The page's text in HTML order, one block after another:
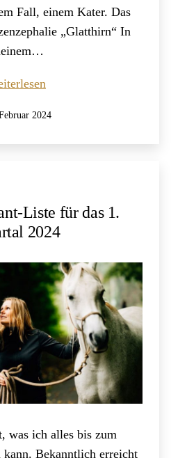
Fall, einem Kater. Das
„Glatthirn“ In
2024
Liste für das 1.
2024
was ich alles bis zum
kann. Bekanntlich erreicht